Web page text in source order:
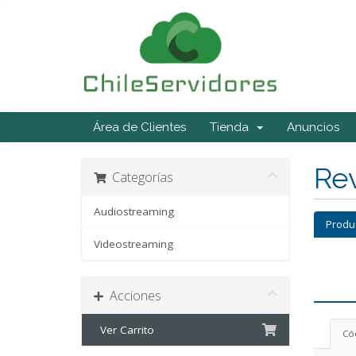
Área de Clientes Tienda Anuncios
Categorías
Audiostreaming
Videostreaming
Acciones
Ver Carrito